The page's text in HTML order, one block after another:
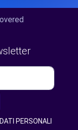
PERSONALI